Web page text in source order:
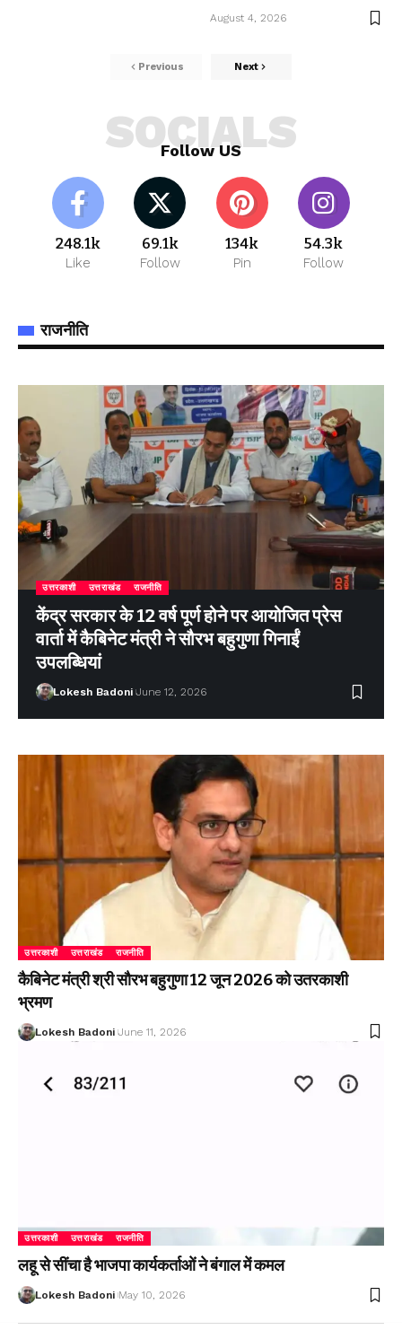
August 4, 2026
Previous Next
Follow US
SOCIALS
248.1k
Like
69.1k
Follow
134k
Pin
54.3k
Follow
राजनीति
उत्तरकाशी उत्तराखंड राजनीति
केंद्र सरकार के 12 वर्ष पूर्ण होने पर आयोजित प्रेस
वार्ता में कैबिनेट मंत्री ने सौरभ बहुगुणा गिनाईं
उपलब्धियां
Lokesh Badoni June 12, 2026
उत्तरकाशी उत्तराखंड राजनीति
कैबिनेट मंत्री श्री सौरभ बहुगुणा 12 जून 2026 को उतरकाशी
भ्रमण
Lokesh Badoni June 11, 2026
उत्तरकाशी उत्तराखंड राजनीति
लहू से सींचा है भाजपा कार्यकर्ताओं ने बंगाल में कमल
Lokesh Badoni May 10, 2026